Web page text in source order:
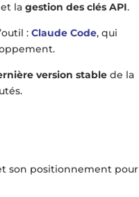
et lagestion des clés API.
: Claude Code, qui
version stable de la
son positionnement pour